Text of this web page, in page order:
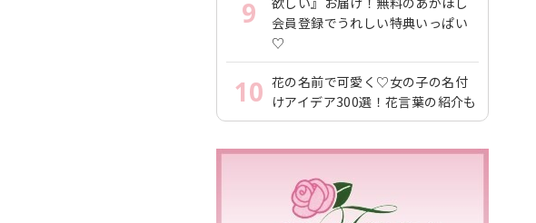
9
会員登録でうれしい特典いっぱい
♡
10 花の名前で可愛く♡女の子の名付
けアイデア300選！花言葉の紹介も